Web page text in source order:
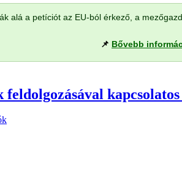
alá a petíciót az EU-ból érkező, a
📌 Bővebb
feldolgozásával